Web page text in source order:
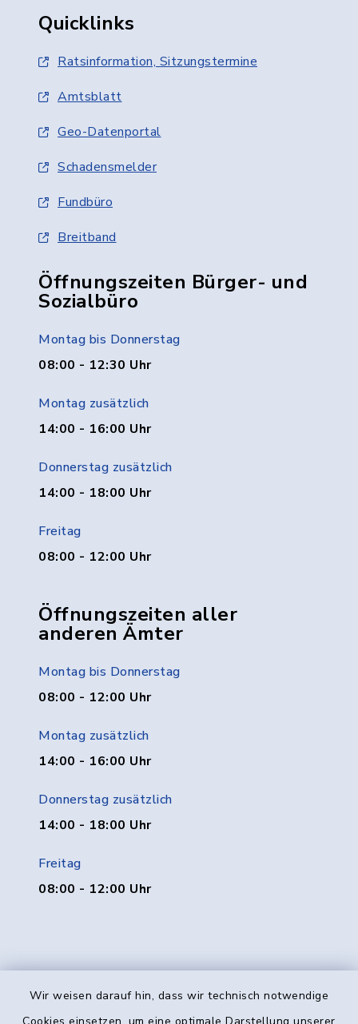
Wir weisen darauf hin, dass wir technisch notwendige
Quicklinks
Ratsinformation, Sitzungstermine
Amtsblatt
Geo-Datenportal
Schadensmelder
Fundbüro
Breitband
Öffnungszeiten Bürger- und
Sozialbüro
Montag bis Donnerstag
08:00 - 12:30 Uhr
Montag zusätzlich
14:00 - 16:00 Uhr
Donnerstag zusätzlich
14:00 - 18:00 Uhr
Freitag
08:00 - 12:00 Uhr
Öffnungszeiten aller
anderen Ämter
Montag bis Donnerstag
08:00 - 12:00 Uhr
Montag zusätzlich
14:00 - 16:00 Uhr
Donnerstag zusätzlich
14:00 - 18:00 Uhr
Freitag
08:00 - 12:00 Uhr
Kontakt